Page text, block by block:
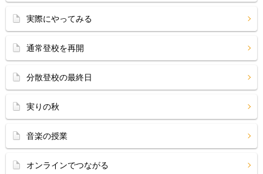
実際にやってみる
通常登校を再開
分散登校の最終日
実りの秋
音楽の授業
オンラインでつながる